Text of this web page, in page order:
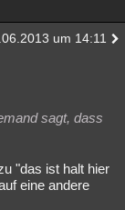
um 14:11
sagt, dass
"das ist halt hier
eine andere